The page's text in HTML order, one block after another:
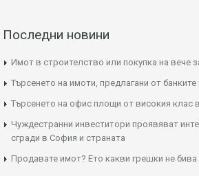
Последни новини
Имот в строителство или покупка на вече
Търсенето на имоти, предлагани от банките
Търсенето на офис площи от високия клас
Чуждестранни инвеститори проявяват
сгради в София и страната
Продавате имот? Ето какви грешки не бива